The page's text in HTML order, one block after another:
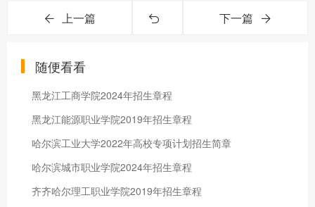
上一篇 下一篇
随便看看
黑龙江工商学院2024年招生章程
黑龙江能源职业学院2019年招生章程
哈尔滨工业大学2022年高校专项计划招生简章
哈尔滨城市职业学院2024年招生章程
齐齐哈尔理工职业学院2019年招生章程